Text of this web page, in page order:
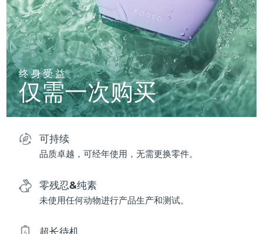
终身受益
仅需一次购买
可持续
品质卓越，可经年使用，无需更换零件。
零残忍&纯素
未使用任何动物进行产品生产和测试。
超长待机